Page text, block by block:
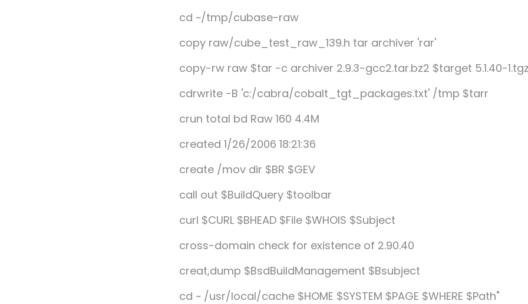
cd ~/tmp/cubase-raw
copy raw/cube_test_raw_139.h tar archiver 'rar'
copy-rw raw $tar -c archiver 2.9.3-gcc2.tar.bz2 $target 5.1.40-
cdrwrite -B 'c:/cabra/cobalt_tgt_packages.txt' /tmp $tarr
crun total bd Raw 160 4.4M
created 1/26/2006 18:21:36
create /mov dir $BR $GEV
call out $BuildQuery $toolbar
curl $CURL $BHEAD $File $WHOIS $Subject
cross-domain check for existence of 2.90.40
creat,dump $BsdBuildManagement $Bsubject
cd ~ /usr/local/cache $HOME $SYSTEM $PAGE $WHERE $Path"